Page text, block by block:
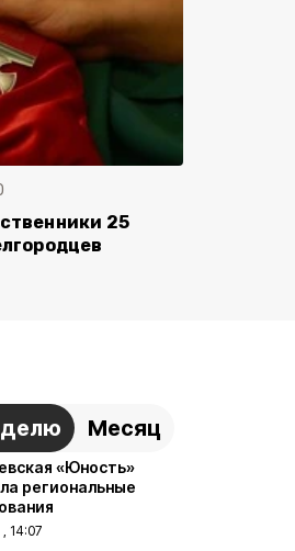
25
Месяц
«Юность»
региональные
, 14:07